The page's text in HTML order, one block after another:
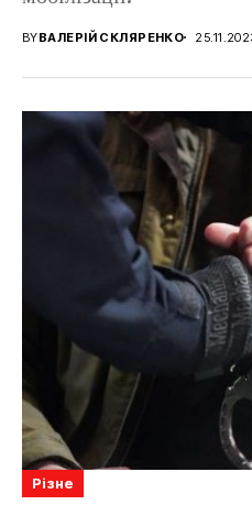
BYВАЛЕРІЙ СКЛЯРЕНКО
Різне